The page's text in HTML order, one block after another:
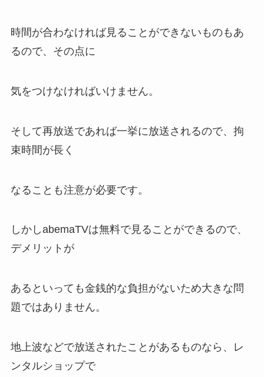
時間が合わなければ見ることができないものもあ
るので、その点に
気をつけなければいけません。
そして再放送であれば一挙に放送されるので、拘
束時間が長く
なることも注意が必要です。
しかしabemaTVは無料で見ることができるので、
デメリットが
あるといっても金銭的な負担がないため大きな問
題ではありません。
地上波などで放送されたことがあるものなら、レ
ンタルショップで